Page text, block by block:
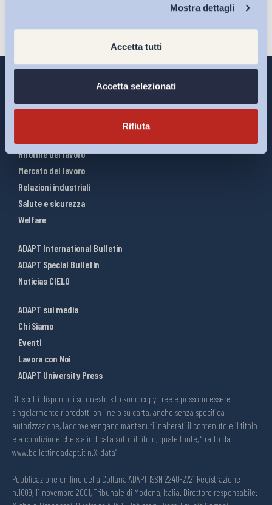
Mostra dettagli
Accetta tutti
Accetta selezionati
Rifiuta
Riforme del lavoro
Mercato del lavoro
Relazioni industriali
Salute e sicurezza
Welfare
ADAPT International Bulletin
ADAPT Special Bulletin
Noticias CIELO
ADAPT sui media
Chi Siamo
Eventi
Lavora con Noi
ADAPT University Press
Gli scritti disponibili su questo sito sono copy-free e possono essere
singolarmente riprodotti on line o su carta, anche senza specifica
autorizzazione, laddove vengano mantenuti inalterati il contenuto e il titolo
e a condizione che sia indicata sotto il titolo, quale fonte, “tratto da
www.bollettinoadapt.it n.X, data“
Pubblicazione on line della Collana ADAPT ISSN 2240-2721 Registrazione
n.1609, 11 novembre 2001, Tribunale di Modena, Italia. Direttore responsabile: